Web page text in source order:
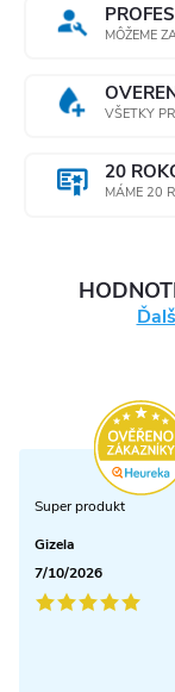
MÔŽEME
VŠETKY
20
MÁME 20
Super produkt
Gizela
7/10/2026